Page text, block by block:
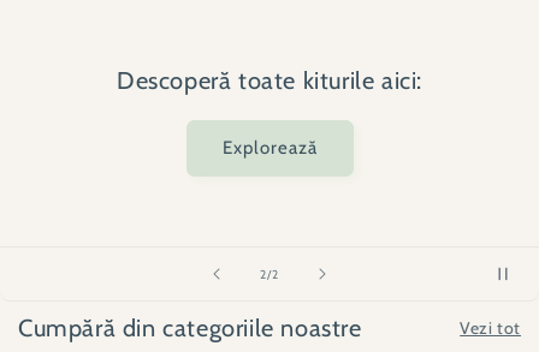
2/din
2
Descoperă toate kiturile aici:
Explorează
Cumpără din categoriile noastre Vezi tot